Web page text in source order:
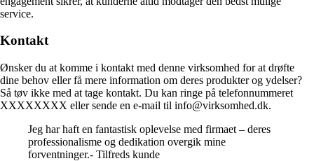
service.
Kontakt
Ønsker du at komme i kontakt med denne virksomhed for at drøfte
dine behov eller få mere information om deres produkter og ydelser?
Så tøv ikke med at tage kontakt. Du kan ringe på telefonnummeret
XXXXXXXX eller sende en e-mail til info@virksomhed.dk.
Jeg har haft en fantastisk oplevelse med firmaet – deres
professionalisme og dedikation overgik mine
forventninger.- Tilfreds kunde